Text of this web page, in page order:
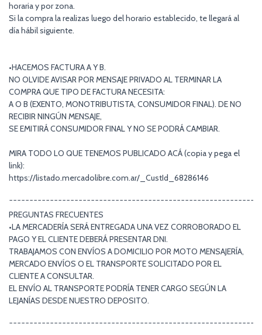
horaria y por zona.
Si la compra la realizas luego del horario establecido, te llegará al
día hábil siguiente.
•HACEMOS FACTURA A Y B.
NO OLVIDE AVISAR POR MENSAJE PRIVADO AL TERMINAR LA
COMPRA QUE TIPO DE FACTURA NECESITA:
A O B (EXENTO, MONOTRIBUTISTA, CONSUMIDOR FINAL). DE NO
RECIBIR NINGÚN MENSAJE,
SE EMITIRÁ CONSUMIDOR FINAL Y NO SE PODRÁ CAMBIAR.
MIRA TODO LO QUE TENEMOS PUBLICADO ACÁ (copia y pega el
link):
https://listado.mercadolibre.com.ar/_CustId_68286146
PREGUNTAS FRECUENTES
•LA MERCADERÍA SERÁ ENTREGADA UNA VEZ CORROBORADO EL
PAGO Y EL CLIENTE DEBERÁ PRESENTAR DNI.
TRABAJAMOS CON ENVÍOS A DOMICILIO POR MOTO MENSAJERÍA,
MERCADO ENVÍOS O EL TRANSPORTE SOLICITADO POR EL
CLIENTE A CONSULTAR.
EL ENVÍO AL TRANSPORTE PODRÍA TENER CARGO SEGÚN LA
LEJANÍAS DESDE NUESTRO DEPOSITO.